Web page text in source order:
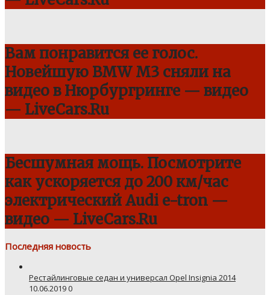
Вам понравится ее голос.
Новейшую BMW M3 сняли на
видео в Нюрбургринге — видео
— LiveCars.Ru
Бесшумная мощь. Посмотрите
как ускоряется до 200 км/час
электрический Audi e-tron —
видео — LiveCars.Ru
Последняя новость
Рестайлинговые седан и универсал Opel Insignia 2014
10.06.20190